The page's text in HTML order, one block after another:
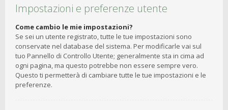
Impostazioni e preferenze utente
Come cambio le mie impostazioni?
Se sei un utente registrato, tutte le tue impostazioni sono
conservate nel database del sistema. Per modificarle vai sul
tuo Pannello di Controllo Utente; generalmente sta in cima ad
ogni pagina, ma questo potrebbe non essere sempre vero.
Questo ti permetterà di cambiare tutte le tue impostazioni e le
preferenze.